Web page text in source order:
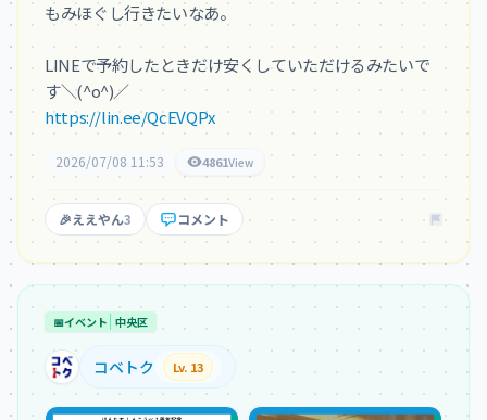
もみほぐし行きたいなあ。
LINEで予約したときだけ安くしていただけるみたいで
https://lin.ee/QcEVQPx
2026/07/08 11:53 4861View
🎉ええやん3 コメント
📅イベント 中央区
コベトク Lv. 13